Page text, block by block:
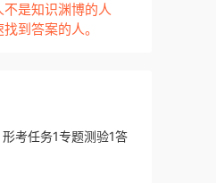
是知识渊博的人
到答案的人。
形考任务1专题测验1答